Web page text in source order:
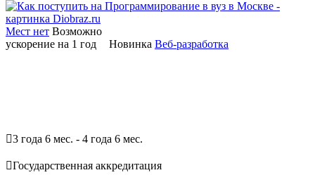
Мест нет Возможно
ускорение на 1 год
Новинка Веб-разработка
3 года 6 мес. - 4 года 6 мес.
Государственная аккредитация